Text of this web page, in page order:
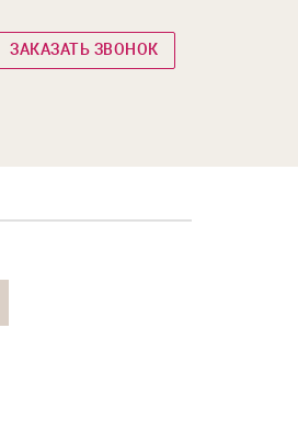
ЗАКАЗАТЬ ЗВОНОК